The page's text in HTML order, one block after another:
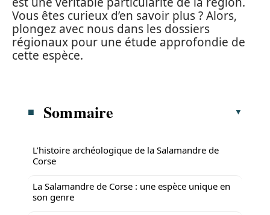
Vous êtes curieux d’en savoir plus ? Alors,
plongez avec nous dans les dossiers
régionaux pour une étude approfondie de
cette espèce.
Sommaire
L’histoire archéologique de la Salamandre de
Corse
La Salamandre de Corse : une espèce unique en
son genre